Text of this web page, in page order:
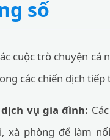
số
cuộc trò chuyện cá
các chiến dịch
vụ gia đình:
xà phòng để làm